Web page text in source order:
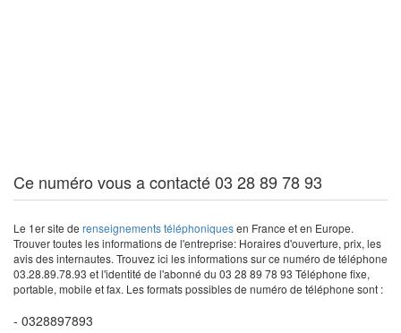
Ce numéro vous a contacté 03 28 89 78 93
Le 1er site de renseignements téléphoniquesen France et en Europe.
Trouver toutes les informations de l'entreprise: Horaires d'ouverture, prix, les
avis des internautes. Trouvez ici les informations sur ce numéro de téléphone
03.28.89.78.93 et l'identité de l'abonné du 03 28 89 78 93 Téléphone fixe,
portable, mobile et fax. Les formats possibles de numéro de téléphone sont :
- 0328897893